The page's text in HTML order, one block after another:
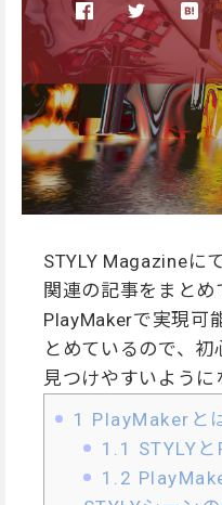
STYLY Magazineに
関連の記事をまとめ
PlayMakerで実現可
とめているので、
見つけやすいように
1 PlayMakerと
1.1 STYLY
1.2